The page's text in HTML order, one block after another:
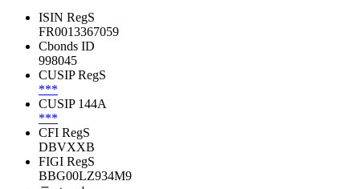
ISIN RegS
FR0013367059
Cbonds ID
998045
CUSIP RegS
***
CUSIP 144A
***
CFI RegS
DBVXXB
FIGI RegS
BBG00LZ934M9